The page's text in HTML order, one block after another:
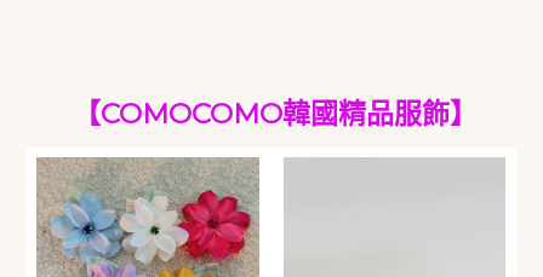
【COMOCOMO韓國精品服飾】